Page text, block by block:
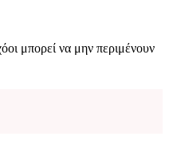
μπορεί να μην περιμένουν